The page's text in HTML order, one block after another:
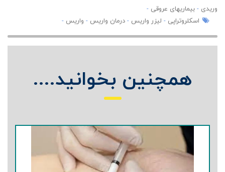
وریدی - بیماریهای عروقی -
اسکلروتراپی - لیزر واریس - درمان واریس - واریس -
همچنین بخوانید....